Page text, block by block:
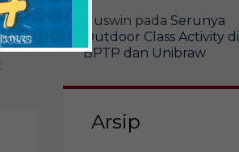
Guswin pada Serunya
Outdoor Class Activity di
BPTP dan Unibraw
Arsip